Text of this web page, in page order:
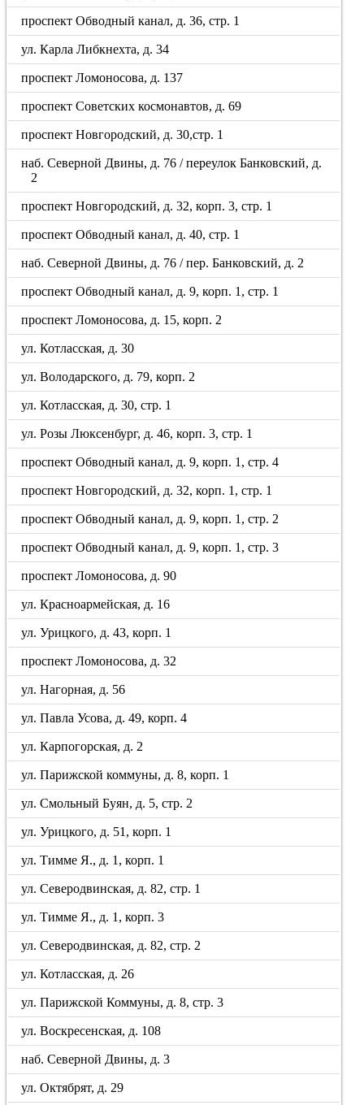
проспект Обводный канал, д. 36, стр. 1
ул. Карла Либкнехта, д. 34
проспект Ломоносова, д. 137
проспект Советских космонавтов, д. 69
проспект Новгородский, д. 30,стр. 1
наб. Северной Двины, д. 76 / переулок Банковский, д.
2
проспект Новгородский, д. 32, корп. 3, стр. 1
проспект Обводный канал, д. 40, стр. 1
наб. Северной Двины, д. 76 / пер. Банковский, д. 2
проспект Обводный канал, д. 9, корп. 1, стр. 1
проспект Ломоносова, д. 15, корп. 2
ул. Котласская, д. 30
ул. Володарского, д. 79, корп. 2
ул. Котласская, д. 30, стр. 1
ул. Розы Люксенбург, д. 46, корп. 3, стр. 1
проспект Обводный канал, д. 9, корп. 1, стр. 4
проспект Новгородский, д. 32, корп. 1, стр. 1
проспект Обводный канал, д. 9, корп. 1, стр. 2
проспект Обводный канал, д. 9, корп. 1, стр. 3
проспект Ломоносова, д. 90
ул. Красноармейская, д. 16
ул. Урицкого, д. 43, корп. 1
проспект Ломоносова, д. 32
ул. Нагорная, д. 56
ул. Павла Усова, д. 49, корп. 4
ул. Карпогорская, д. 2
ул. Парижской коммуны, д. 8, корп. 1
ул. Смольный Буян, д. 5, стр. 2
ул. Урицкого, д. 51, корп. 1
ул. Тимме Я., д. 1, корп. 1
ул. Северодвинская, д. 82, стр. 1
ул. Тимме Я., д. 1, корп. 3
ул. Северодвинская, д. 82, стр. 2
ул. Котласская, д. 26
ул. Парижской Коммуны, д. 8, стр. 3
ул. Воскресенская, д. 108
наб. Северной Двины, д. 3
ул. Октябрят, д. 29